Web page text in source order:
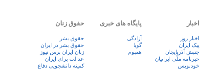
اخبار
اخبار روز
پيک ايران
جنبش آذربایجان
خبرنامه ملّی ایرانیان
خودنویس
پایگاه های خبری
آزادگی
گویا
همبوم
حقوق زنان
حقوق بشر
حقوق بشر در ایران
زنان ايران پرس نيوز
عدالت برای ایران
کمیته دانشجویی دفاع